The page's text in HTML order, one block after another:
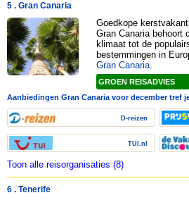
5 . Gran Canaria
Goedkope
Gran Canaria behoort
klimaat tot de
bestemmingen in
Gran Canaria.
GROEN REISADVIES
Aanbiedingen Gran Canaria voor december tref
D-reizen
TUI.nl
Toon alle reisorganisaties (8)
6 . Tenerife